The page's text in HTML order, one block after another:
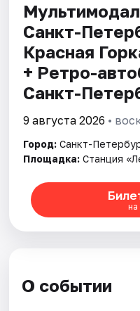
Площадки
Артисты
Рейтинги
Санкт-
Красная
+ Ретро-
Санкт-
9 августа 2026 •
Город: Санкт-
Площадка: Станция
О событии